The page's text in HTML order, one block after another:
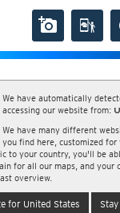
We have automatically
accessing our website from:
We have many different
you find here, customized
to your country, you'll be
for all our maps, and your
overview.
for United States